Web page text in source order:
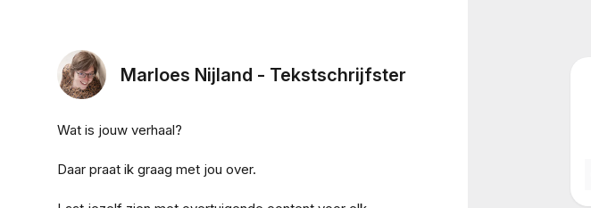
Marloes Nijland - Tekstschrijfster
Wat is jouw verhaal?
Daar praat ik graag met jou over.